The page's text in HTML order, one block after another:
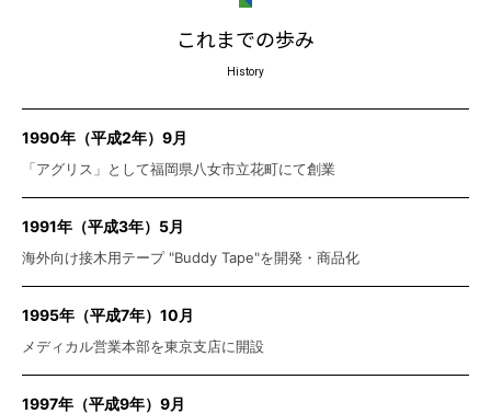
これまでの歩み
History
1990年（平成2年）9月
「アグリス」として福岡県八女市立花町にて創業
1991年（平成3年）5月
海外向け接木用テープ "Buddy Tape"を開発・商品化
1995年（平成7年）10月
メディカル営業本部を東京支店に開設
1997年（平成9年）9月